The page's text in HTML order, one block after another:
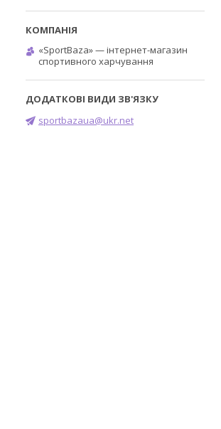
«SportBaza» — інтернет-магазин
спортивного харчування
sportbazaua@ukr.net